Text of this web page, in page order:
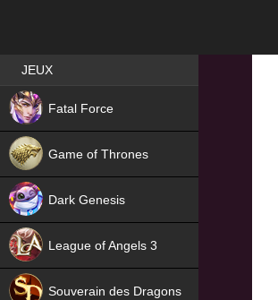
Best RPG games in France
JEUX
Fatal Force
Game of Thrones
Dark Genesis
League of Angels 3
Souverain des Dragons